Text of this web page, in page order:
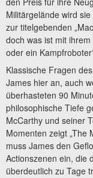
Militärgelände wird
zur titelgebenden
doch was ist mit
oder ein
Klassische Fragen
James hier an, auch
überhasteten 90
philosophische Tiefe
McCarthy und seiner
Momenten zeigt „The
muss James den
Actionszenen ein, die
überdeutlich zu Tage